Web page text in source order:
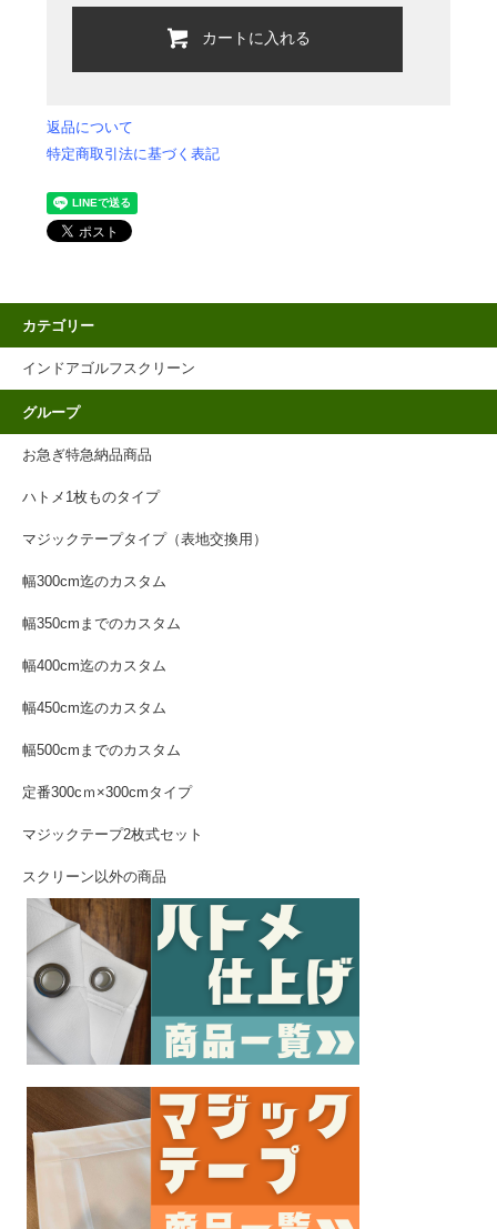
カートに入れる
返品について
特定商取引法に基づく表記
カテゴリー
インドアゴルフスクリーン
グループ
お急ぎ特急納品商品
ハトメ1枚ものタイプ
マジックテープタイプ（表地交換用）
幅300cm迄のカスタム
幅350cmまでのカスタム
幅400cm迄のカスタム
幅450cm迄のカスタム
幅500cmまでのカスタム
定番300cｍ×300cmタイプ
マジックテープ2枚式セット
スクリーン以外の商品